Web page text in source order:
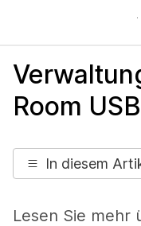
Room USB
In diesem
Lesen Sie mehr